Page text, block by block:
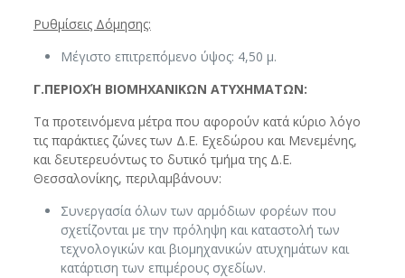
Ρυθμίσεις Δόμησης:
Μέγιστο επιτρεπόμενο ύψος: 4,50 μ.
Γ.ΠΕΡΙΟΧΉ ΒΙΟΜΗΧΑΝΙΚΩΝ ΑΤΥΧΗΜΑΤΩΝ:
Τα προτεινόμενα μέτρα που αφορούν κατά κύριο λόγο
τις παράκτιες ζώνες των Δ.Ε. Εχεδώρου και Μενεμένης,
και δευτερευόντως το δυτικό τμήμα της Δ.Ε.
Θεσσαλονίκης, περιλαμβάνουν:
Συνεργασία όλων των αρμόδιων φορέων που
σχετίζονται με την πρόληψη και καταστολή των
τεχνολογικών και βιομηχανικών ατυχημάτων και
κατάρτιση των επιμέρους σχεδίων.